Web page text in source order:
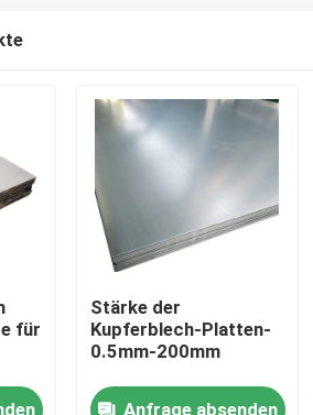
für
Stärke der
Kupferblech-Platten-
0.5mm-200mm
Anfrage absenden